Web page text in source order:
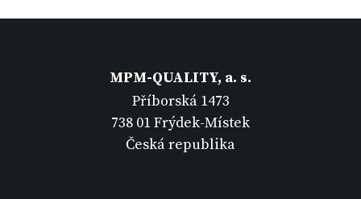
MPM-QUALITY, a. s.
Příborská 1473
738 01 Frýdek-Místek
Česká republika